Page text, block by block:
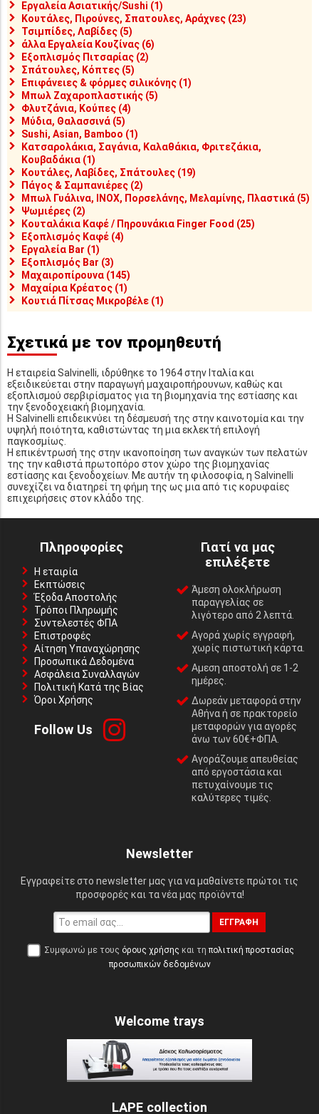
Εργαλεία Ασιατικής/Sushi (1)
Κουτάλες, Πιρούνες, Σπατουλες, Αράχνες (23)
Τσιμπίδες, Λαβίδες (5)
άλλα Εργαλεία Κουζίνας (6)
Εξοπλισμός Πιτσαρίας (2)
Σπάτουλες, Κόπτες (5)
Επιφάνειες & φόρμες σιλικόνης (1)
Μπωλ Ζαχαροπλαστικής (5)
Φλυτζάνια, Κούπες (4)
Μύδια, Θαλασσινά (5)
Sushi, Asian, Bamboo (1)
Κατσαρολάκια, Σαγάνια, Καλαθάκια, Φριτεζάκια,
Κουβαδάκια (1)
Κουτάλες, Λαβίδες, Σπάτουλες (19)
Πάγος & Σαμπανιέρες (2)
Μπωλ Γυάλινα, INOX, Πορσελάνης, Μελαμίνης, Πλαστικά (5)
Ψωμιέρες (2)
Κουταλάκια Καφέ / Πηρουνάκια Finger Food (25)
Εξοπλισμός Καφέ (4)
Εργαλεία Bar (1)
Εξοπλισμός Bar (3)
Μαχαιροπίρουνα (145)
Μαχαίρια Κρέατος (1)
Κουτιά Πίτσας Μικροβέλε (1)
Σχετικά με τον προμηθευτή
Η εταιρεία Salvinelli, ιδρύθηκε το 1964 στην Ιταλία και
εξειδικεύεται στην παραγωγή μαχαιροπήρουνων, καθώς και
εξοπλισμού σερβιρίσματος για τη βιομηχανία της εστίασης και
την ξενοδοχειακή βιομηχανία.
Η Salvinelli επιδεικνύει τη δέσμευσή της στην καινοτομία και την
υψηλή ποιότητα, καθιστώντας τη μια εκλεκτή επιλογή
παγκοσμίως.
Η επικέντρωσή της στην ικανοποίηση των αναγκών των πελατών
της την καθιστά πρωτοπόρο στον χώρο της βιομηχανίας
εστίασης και ξενοδοχείων. Με αυτήν τη φιλοσοφία, η Salvinelli
συνεχίζει να διατηρεί τη φήμη της ως μια από τις κορυφαίες
επιχειρήσεις στον κλάδο της.
Πληροφορίες
Η εταιρία
Εκπτώσεις
Έξοδα Αποστολής
Τρόποι Πληρωμής
Συντελεστές ΦΠΑ
Επιστροφές
Αίτηση Υπαναχώρησης
Προσωπικά Δεδομένα
Ασφάλεια Συναλλαγών
Πολιτική Κατά της Βίας
Όροι Χρήσης
Follow Us
Γιατί να μας
επιλέξετε
Άμεση ολοκλήρωση
παραγγελίας σε
λιγότερο από 2 λεπτά.
Αγορά χωρίς εγγραφή,
χωρίς πιστωτική κάρτα.
Αμεση αποστολή σε 1-2
ημέρες.
Δωρεάν μεταφορά στην
Αθήνα ή σε πρακτορείο
μεταφορών για αγορές
άνω των 60€+ΦΠΑ.
Αγοράζουμε απευθείας
από εργοστάσια και
πετυχαίνουμε τις
καλύτερες τιμές.
Newsletter
Εγγραφείτε στο newsletter μας για να μαθαίνετε πρώτοι τις
προσφορές και τα νέα μας προϊόντα!
ΕΓΓΡΑΦΉ
Συμφωνώ με τους όρους χρήσης και τη πολιτική προστασίας
προσωπικών δεδομένων
Welcome trays
LAPE collection